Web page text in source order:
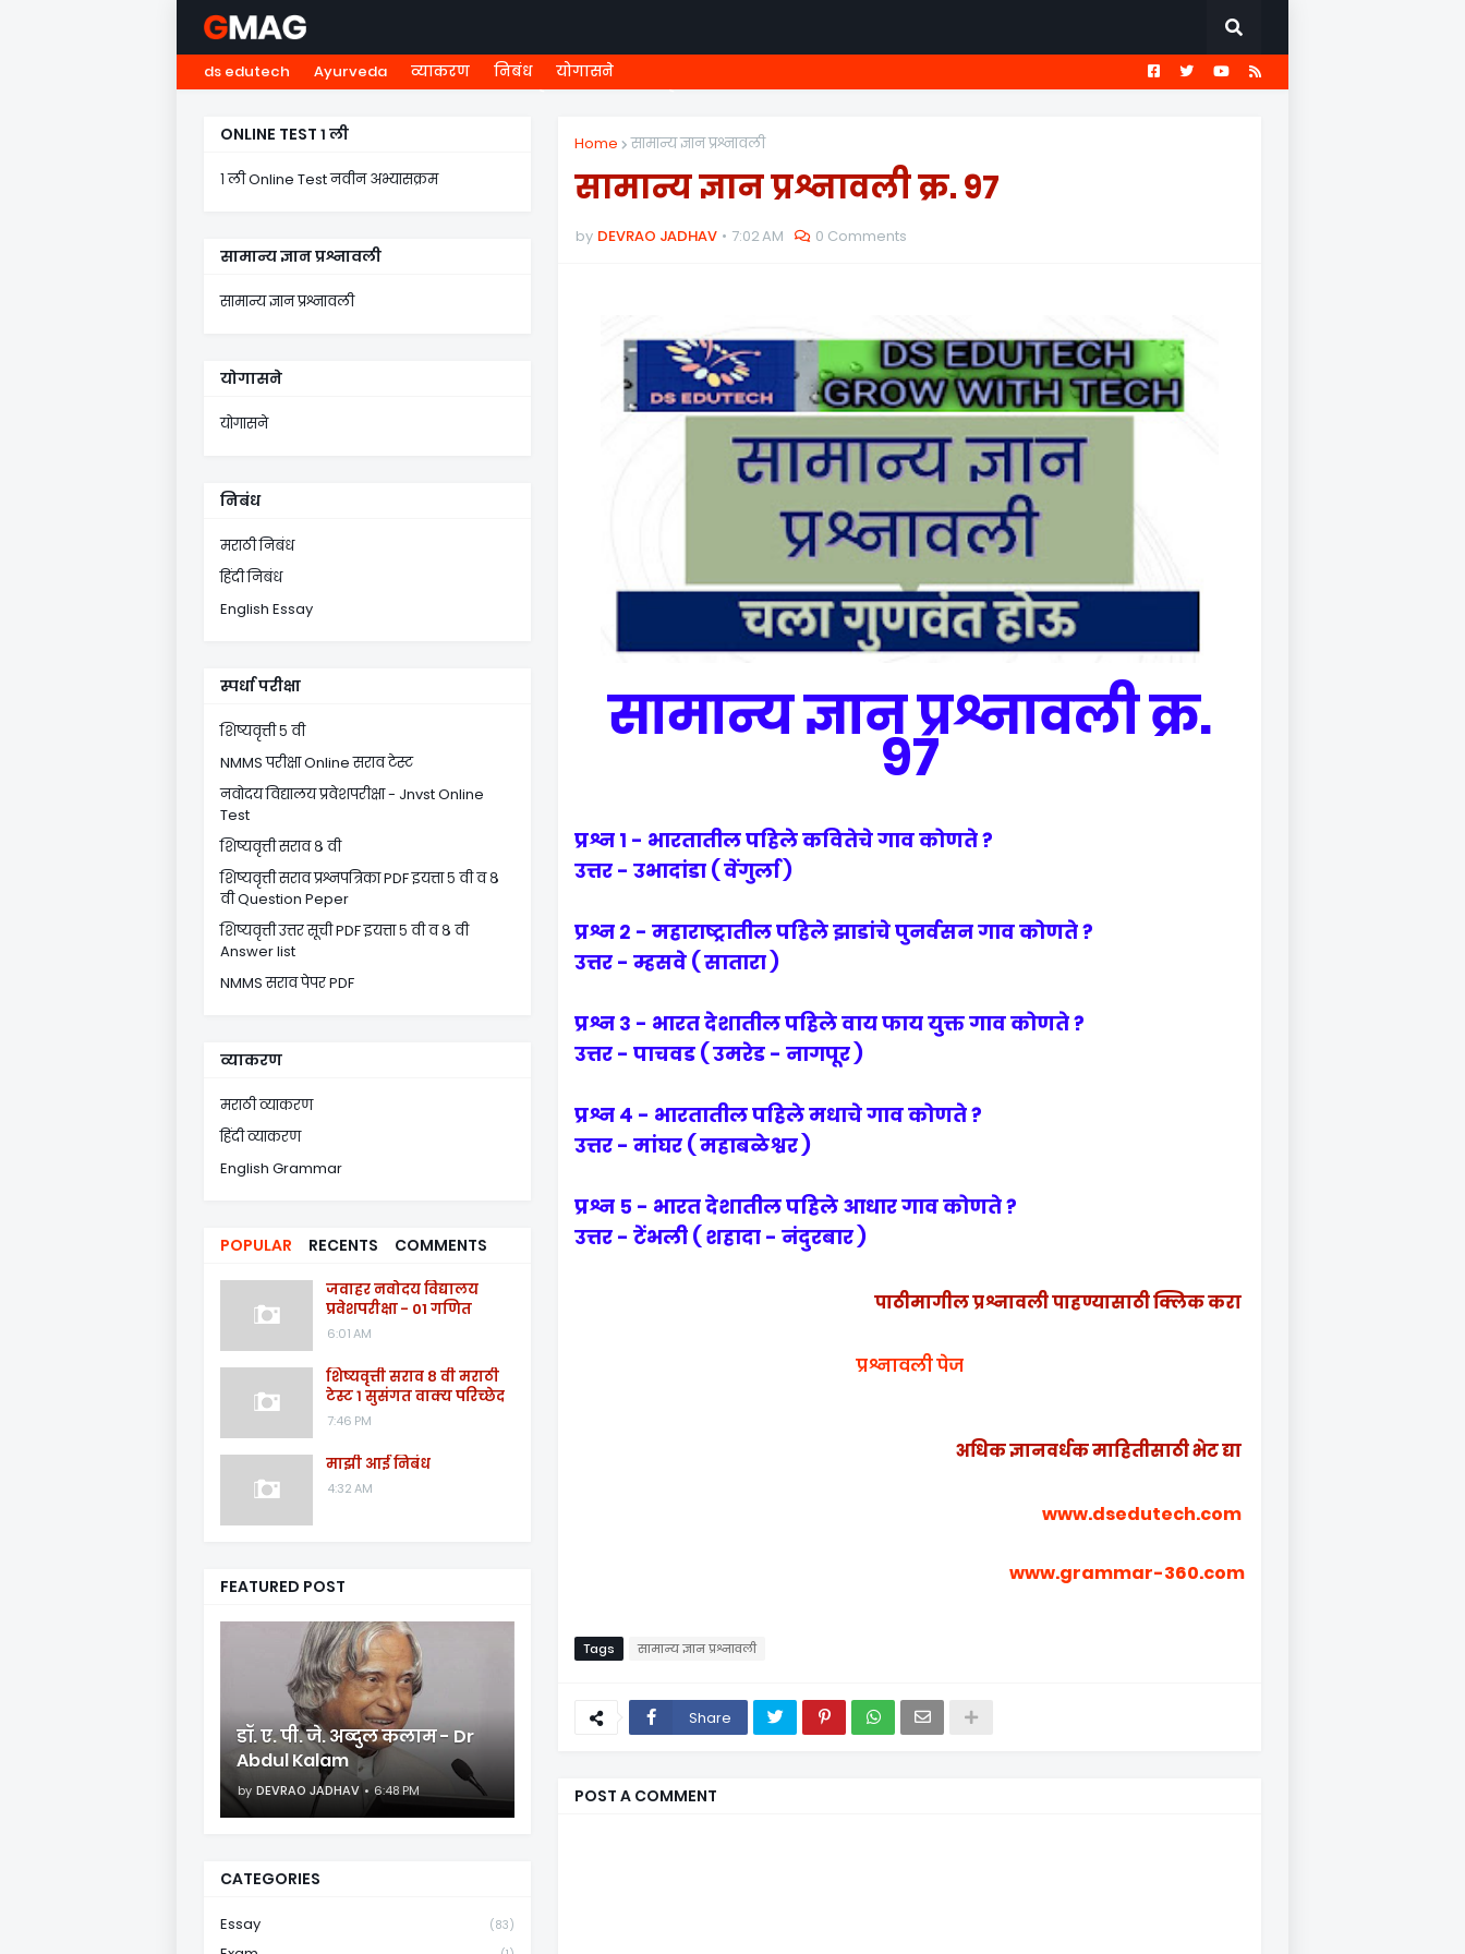
HOME नवोदय NMMS ५ वी शिष्यवृत्ती ८ वी शिष्यवृत्ती सामान्य ज्ञान प्रश्नावली
ds edutech Ayurveda व्याकरण निबंध योगासने
Home सामान्य ज्ञान प्रश्नावली
सामान्य ज्ञान प्रश्नावली क्र. 97
by DEVRAO JADHAV 7:02 AM 0 Comments
सामान्य ज्ञान प्रश्नावली क्र.
97
प्रश्न १ - भारतातील पहिले कवितेचे गाव कोणते ?
उत्तर - उभादांडा ( वेंगुर्ला )
प्रश्न २ - महाराष्ट्रातील पहिले झाडांचे पुनर्वसन गाव कोणते ?
उत्तर - म्हसवे ( सातारा )
प्रश्न ३ - भारत देशातील पहिले वाय फाय युक्त गाव कोणते ?
उत्तर - पाचवड ( उमरेड - नागपूर )
प्रश्न ४ - भारतातील पहिले मधाचे गाव कोणते ?
उत्तर - मांघर ( महाबळेश्वर )
प्रश्न ५ - भारत देशातील पहिले आधार गाव कोणते ?
उत्तर - टेंभली ( शहादा - नंदुरबार )
पाठीमागील प्रश्नावली पाहण्यासाठी क्लिक करा
प्रश्नावली पेज
अधिक ज्ञानवर्धक माहितीसाठी भेट द्या
www.dsedutech.com
www.grammar-360.com
Tags सामान्य ज्ञान प्रश्नावली
Share
POST A COMMENT
ONLINE TEST १ ली
१ ली Online Test नवीन अभ्यासक्रम
सामान्य ज्ञान प्रश्नावली
सामान्य ज्ञान प्रश्नावली
योगासने
योगासने
निबंध
मराठी निबंध
हिंदी निबंध
English Essay
स्पर्धा परीक्षा
शिष्यवृत्ती ५ वी
NMMS परीक्षा Online सराव टेस्ट
नवोदय विद्यालय प्रवेशपरीक्षा - Jnvst Online
Test
शिष्यवृत्ती सराव ८ वी
शिष्यवृत्ती सराव प्रश्नपत्रिका PDF इयत्ता ५ वी व ८
वी Question Peper
शिष्यवृत्ती उत्तर सूची PDF इयत्ता ५ वी व ८ वी
Answer list
NMMS सराव पेपर PDF
व्याकरण
मराठी व्याकरण
हिंदी व्याकरण
English Grammar
POPULAR RECENTS COMMENTS
जवाहर नवोदय विद्यालय
प्रवेशपरीक्षा - 01 गणित
6:01 AM
शिष्यवृत्ती सराव ८ वी मराठी
टेस्ट १ सुसंगत वाक्य परिच्छेद
7:46 PM
माझी आई निबंध
4:32 AM
FEATURED POST
डॉ. ए. पी. जे. अब्दुल कलाम - Dr
Abdul Kalam
by DEVRAO JADHAV 6:48 PM
CATEGORIES
Essay (83)